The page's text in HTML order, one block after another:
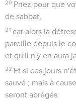
20 Priez pour que
de sabbat,
21 car alors la
pareille depuis le
et qu'il n'y en aura
22 Et si ces jours
sauvé ; mais à
seront abrégés.